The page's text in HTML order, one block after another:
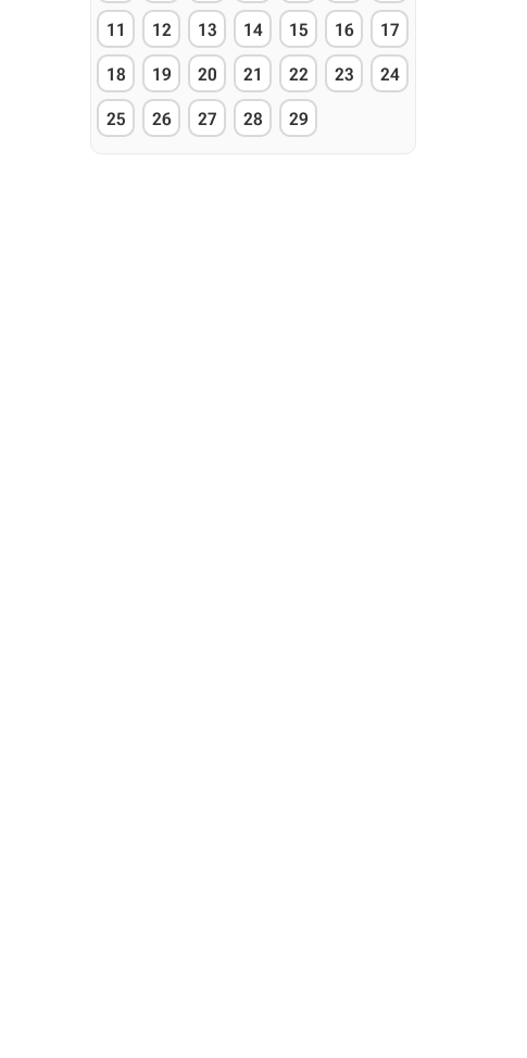
11 12 13 14 15 16 17
18 19 20 21 22 23 24
25 26 27 28 29